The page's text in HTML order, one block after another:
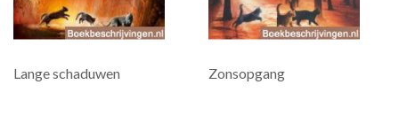
Lange schaduwen Zonsopgang